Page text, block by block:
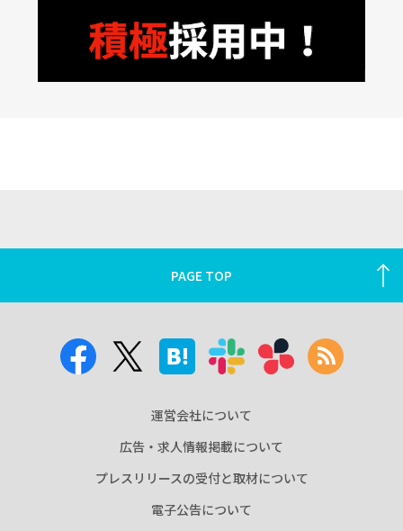
PAGE TOP
運営会社について
広告・求人情報掲載について
プレスリリースの受付と取材について
電子公告について